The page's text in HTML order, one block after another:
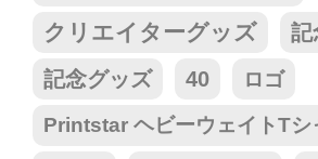
クリエイターグッズ
記
記念グッズ
40 ロゴ
Printstar ヘビーウェイトTシ